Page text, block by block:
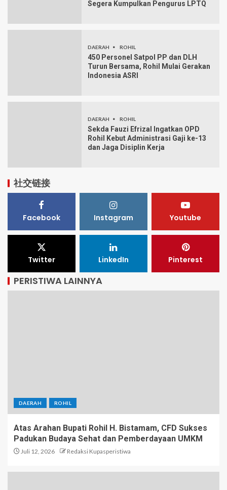
Segera Kumpulkan Pengurus LPTQ
DAERAH ROHIL
450 Personel Satpol PP dan DLH
Turun Bersama, Rohil Mulai Gerakan
Indonesia ASRI
DAERAH ROHIL
Sekda Fauzi Efrizal Ingatkan OPD
Rohil Kebut Administrasi Gaji ke-13
dan Jaga Disiplin Kerja
社交链接
Facebook Instagram Youtube
Twitter LinkedIn Pinterest
PERISTIWA LAINNYA
DAERAH ROHIL
Atas Arahan Bupati Rohil H. Bistamam, CFD Sukses
Padukan Budaya Sehat dan Pemberdayaan UMKM
Juli 12, 2026 Redaksi Kupasperistiwa